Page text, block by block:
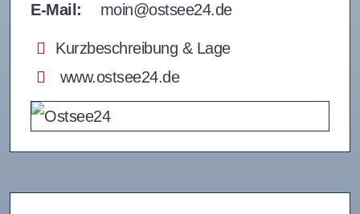
E-Mail:
moin@ostsee24.de
Kurzbeschreibung & Lage
www.ostsee24.de